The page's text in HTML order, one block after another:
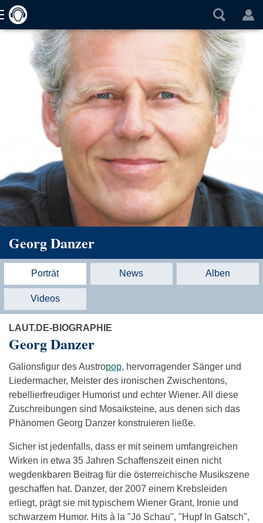
Georg Danzer
Porträt News Alben
Videos
LAUT.DE-BIOGRAPHIE
Georg Danzer
Galionsfigur des Austropop, hervorragender Sänger und
Liedermacher, Meister des ironischen Zwischentons,
rebellierfreudiger Humorist und echter Wiener. All diese
Zuschreibungen sind Mosaiksteine, aus denen sich das
Phänomen Georg Danzer konstruieren ließe.
Sicher ist jedenfalls, dass er mit seinem umfangreichen
Wirken in etwa 35 Jahren Schaffenszeit einen nicht
wegdenkbaren Beitrag für die österreichische Musikszene
geschaffen hat. Danzer, der 2007 einem Krebsleiden
erliegt, prägt sie mit typischem Wiener Grant, Ironie und
schwarzem Humor. Hits à la "Jö Schau", "Hupf In Gatsch",